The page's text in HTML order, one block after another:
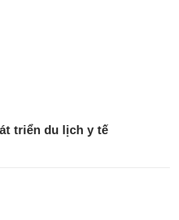
triển du lịch y tế